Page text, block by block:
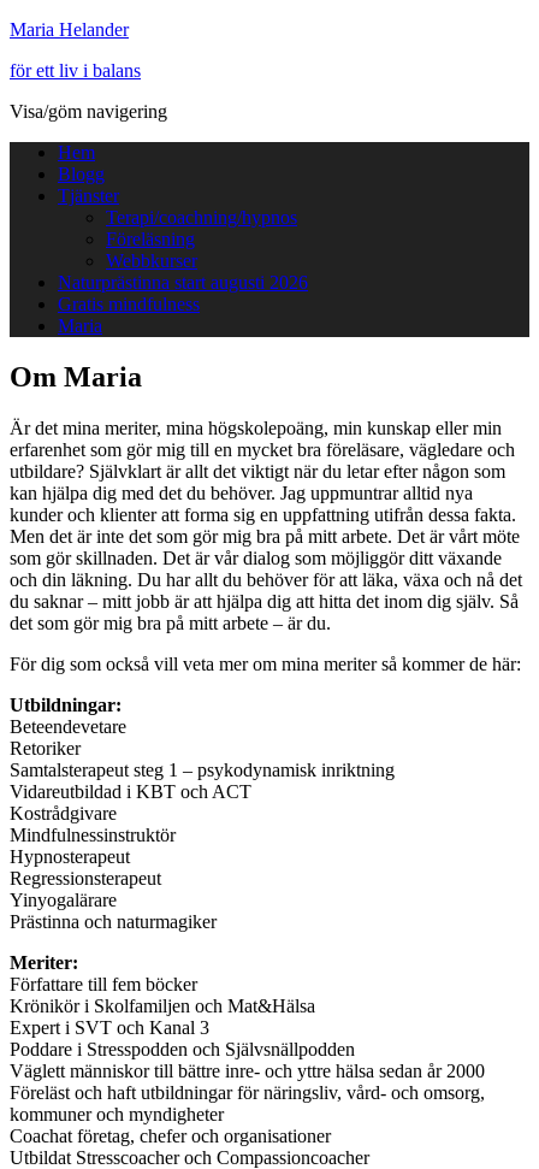
Maria Helander
för ett liv i balans
Visa/göm navigering
Hem
Blogg
Tjänster
Terapi/coachning/hypnos
Föreläsning
Webbkurser
Naturprästinna start augusti 2026
Gratis mindfulness
Maria
Om Maria
Är det mina meriter, mina högskolepoäng, min kunskap eller min
erfarenhet som gör mig till en mycket bra föreläsare, vägledare och
utbildare? Självklart är allt det viktigt när du letar efter någon som
kan hjälpa dig med det du behöver. Jag uppmuntrar alltid nya
kunder och klienter att forma sig en uppfattning utifrån dessa fakta.
Men det är inte det som gör mig bra på mitt arbete. Det är vårt möte
som gör skillnaden. Det är vår dialog som möjliggör ditt växande
och din läkning. Du har allt du behöver för att läka, växa och nå det
du saknar – mitt jobb är att hjälpa dig att hitta det inom dig själv. Så
det som gör mig bra på mitt arbete – är du.
För dig som också vill veta mer om mina meriter så kommer de här:
Utbildningar:
Beteendevetare
Retoriker
Samtalsterapeut steg 1 – psykodynamisk inriktning
Vidareutbildad i KBT och ACT
Kostrådgivare
Mindfulnessinstruktör
Hypnosterapeut
Regressionsterapeut
Yinyogalärare
Prästinna och naturmagiker
Meriter:
Författare till fem böcker
Krönikör i Skolfamiljen och Mat&Hälsa
Expert i SVT och Kanal 3
Poddare i Stresspodden och Självsnällpodden
Väglett människor till bättre inre- och yttre hälsa sedan år 2000
Föreläst och haft utbildningar för näringsliv, vård- och omsorg,
kommuner och myndigheter
Coachat företag, chefer och organisationer
Utbildat Stresscoacher och Compassioncoacher